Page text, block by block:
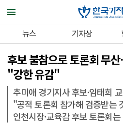
뉴스 기자상
후보 불참으로 토론회 무
"강한 유감"
추미애 경기지사 후보·임태희
"공적 토론회 참가해 검증받는
인천시장·교육감 후보 토론회